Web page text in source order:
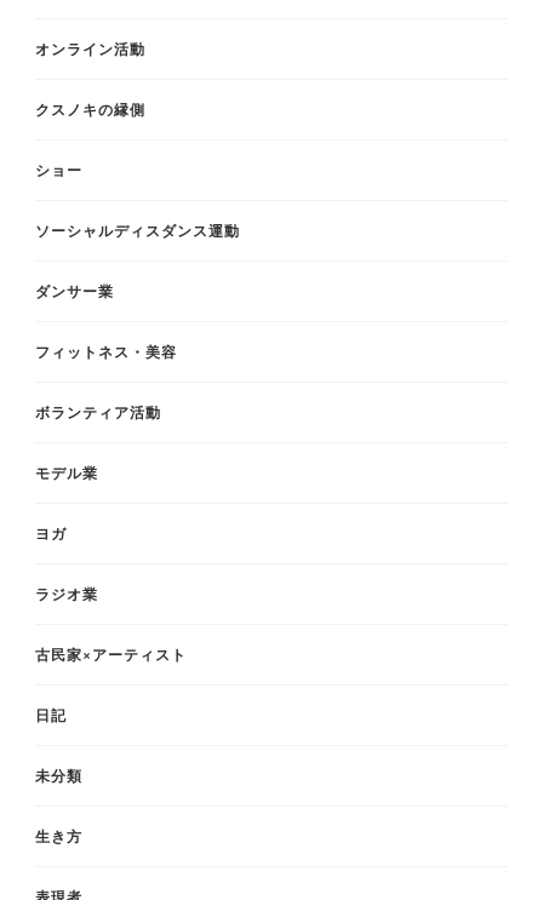
オンライン活動
クスノキの縁側
ショー
ソーシャルディスダンス運動
ダンサー業
フィットネス・美容
ボランティア活動
モデル業
ヨガ
ラジオ業
古民家×アーティスト
日記
未分類
生き方